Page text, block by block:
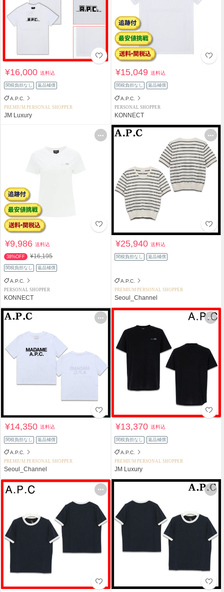
¥16,000送料込
関税負担なし 返品補償
A.P.C.
PREMIUM PERSONAL SHOPPER
JM Luxury
¥15,049送料込
関税負担なし 返品補償
A.P.C.
PERSONAL SHOPPER
KONNECT
¥9,986送料込
38%OFF ¥16,195
関税負担なし 返品補償
A.P.C.
PERSONAL SHOPPER
KONNECT
¥25,940送料込
関税負担なし 返品補償
A.P.C.
PREMIUM PERSONAL SHOPPER
Seoul_Channel
¥14,350送料込
関税負担なし 返品補償
A.P.C.
PREMIUM PERSONAL SHOPPER
Seoul_Channel
¥13,370送料込
関税負担なし 返品補償
A.P.C.
PREMIUM PERSONAL SHOPPER
JM Luxury